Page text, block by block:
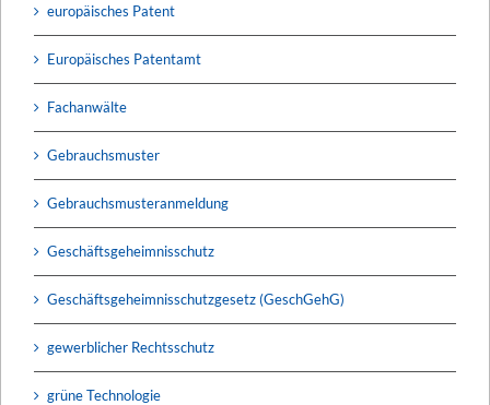
europäisches Patent
Europäisches Patentamt
Fachanwälte
Gebrauchsmuster
Gebrauchsmusteranmeldung
Geschäftsgeheimnisschutz
Geschäftsgeheimnisschutzgesetz (GeschGehG)
gewerblicher Rechtsschutz
grüne Technologie